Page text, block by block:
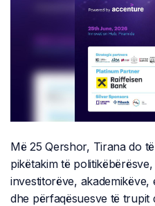
Më 25 Qershor, Tirana do
pikëtakim të
investitorëve, akademikëve,
dhe përfaqësuesve të trupit